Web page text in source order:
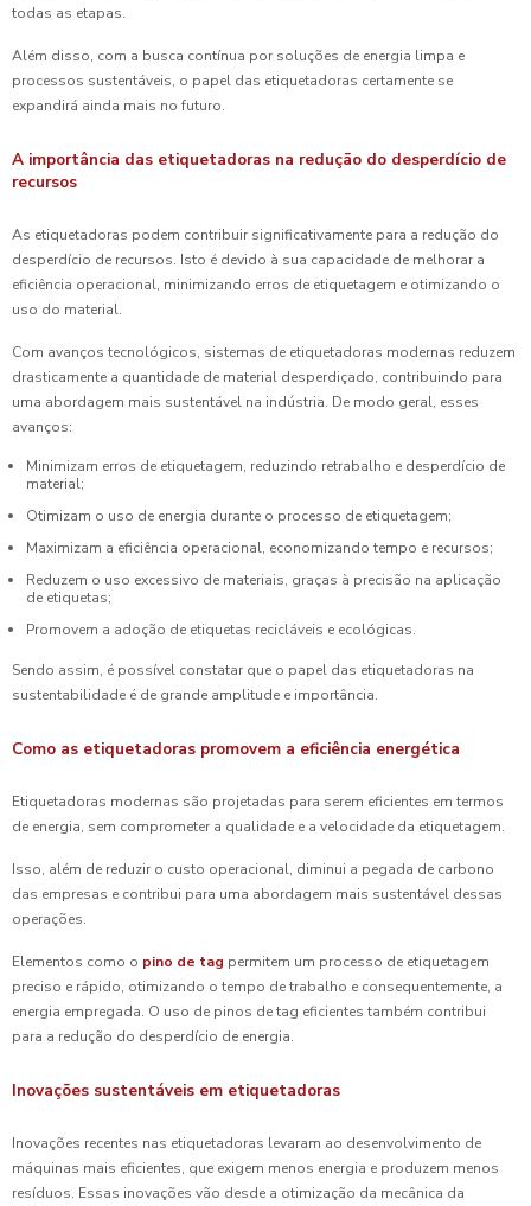
todas as etapas.
Além disso, com a busca contínua por soluções de energia limpa e
processos sustentáveis, o papel das etiquetadoras certamente se
expandirá ainda mais no futuro.
A importância das etiquetadoras na redução do desperdício de
recursos
As etiquetadoras podem contribuir significativamente para a redução do
desperdício de recursos. Isto é devido à sua capacidade de melhorar a
eficiência operacional, minimizando erros de etiquetagem e otimizando o
uso do material.
Com avanços tecnológicos, sistemas de etiquetadoras modernas reduzem
drasticamente a quantidade de material desperdiçado, contribuindo para
uma abordagem mais sustentável na indústria. De modo geral, esses
avanços:
Minimizam erros de etiquetagem, reduzindo retrabalho e desperdício de
material;
Otimizam o uso de energia durante o processo de etiquetagem;
Maximizam a eficiência operacional, economizando tempo e recursos;
Reduzem o uso excessivo de materiais, graças à precisão na aplicação
de etiquetas;
Promovem a adoção de etiquetas recicláveis e ecológicas.
Sendo assim, é possível constatar que o papel das etiquetadoras na
sustentabilidade é de grande amplitude e importância.
Como as etiquetadoras promovem a eficiência energética
Etiquetadoras modernas são projetadas para serem eficientes em termos
de energia, sem comprometer a qualidade e a velocidade da etiquetagem.
Isso, além de reduzir o custo operacional, diminui a pegada de carbono
das empresas e contribui para uma abordagem mais sustentável dessas
operações.
Elementos como o pino de tag permitem um processo de etiquetagem
preciso e rápido, otimizando o tempo de trabalho e consequentemente, a
energia empregada. O uso de pinos de tag eficientes também contribui
para a redução do desperdício de energia.
Inovações sustentáveis em etiquetadoras
Inovações recentes nas etiquetadoras levaram ao desenvolvimento de
máquinas mais eficientes, que exigem menos energia e produzem menos
resíduos. Essas inovações vão desde a otimização da mecânica da